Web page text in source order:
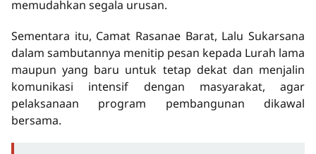
memudahkan segala urusan.
Sementara itu, Camat Rasanae Barat, Lalu Sukarsana
dalam sambutannya menitip pesan kepada Lurah lama
maupun yang baru untuk tetap dekat dan menjalin
komunikasi intensif dengan masyarakat, agar
pelaksanaan program pembangunan dikawal
bersama.